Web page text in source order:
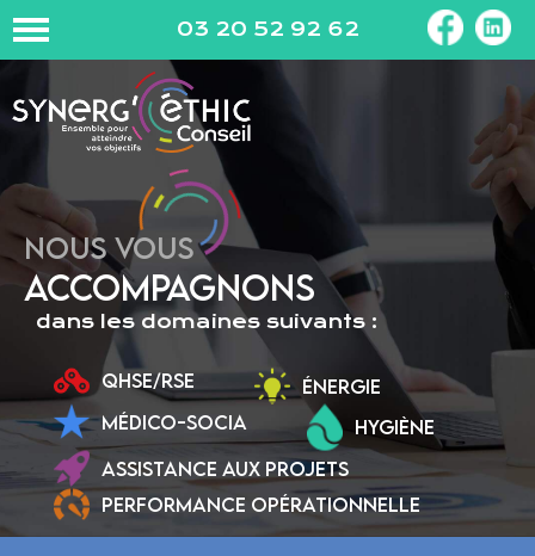
03 20 52 92 62
NOUS VOUS
ACCOMPAGNONS
dans les domaines suivants :
QHSE/RSE
ÉNERGIE
MÉDICO-SOCIA
HYGIÈNE
ASSISTANCE AUX PROJETS
PERFORMANCE OPÉRATIONNELLE